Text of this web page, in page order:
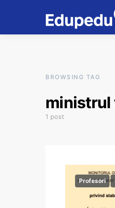
BROWSING TAG
1 post
Profesori